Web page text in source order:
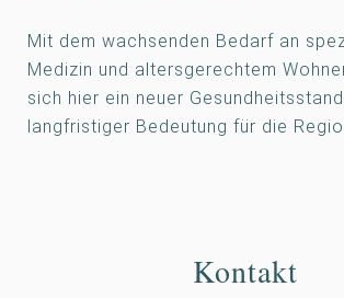
Mit dem wachsenden Bedarf an
Medizin und altersgerechtem
sich hier ein neuer
langfristiger Bedeutung für die
Kontakt